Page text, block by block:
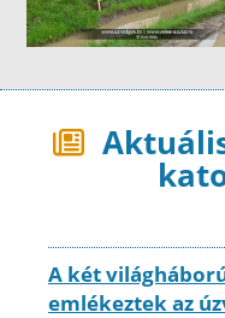
A két
emlékeztek az